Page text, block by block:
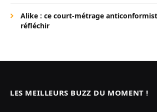
Alike : ce court-métrage
réfléchir
LES MEILLEURS BUZZ DU MOMENT !